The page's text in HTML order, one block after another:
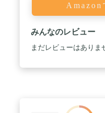
Amazon
みんなのレビュー
まだレビューはありま